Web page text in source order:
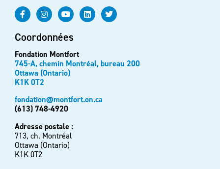
Coordonnées
Fondation Montfort
745-A, chemin Montréal, bureau 200
Ottawa (Ontario)
K1K 0T2
fondation@montfort.on.ca
(613) 748-4920
Adresse postale :
713, ch. Montréal
Ottawa (Ontario)
K1K 0T2